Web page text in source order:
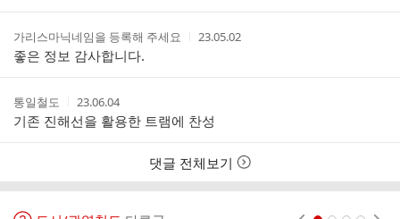
트
작
성
자
가리스마닉네임을 등록해 주세요
작
간
23.05.02
좋은 정보 감사합니다.
작
성
자
통일철도
작
성
시
간
23.06.04
기존 진해선을 활용한 트램에 찬성
댓글 전체보기